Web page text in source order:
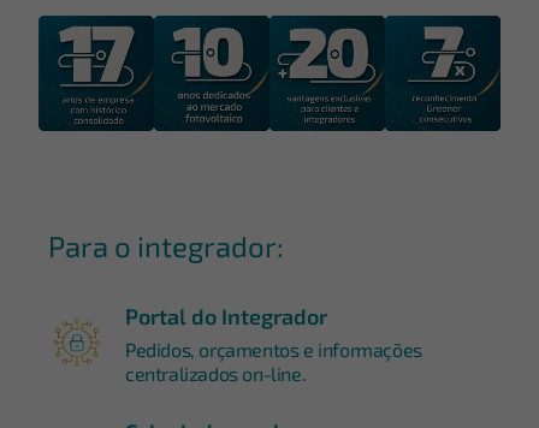
Para o integrador:
Portal do Integrador
Pedidos, orçamentos e informações
centralizados on-line.